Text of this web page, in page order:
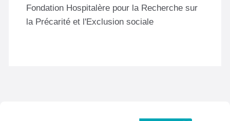
Fondation Hospitalère pour la Recherche sur
la Précarité et l'Exclusion sociale